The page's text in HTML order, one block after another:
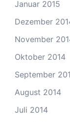
Januar 2015
Dezember
November
Oktober 2014
September
August 2014
Juli 2014